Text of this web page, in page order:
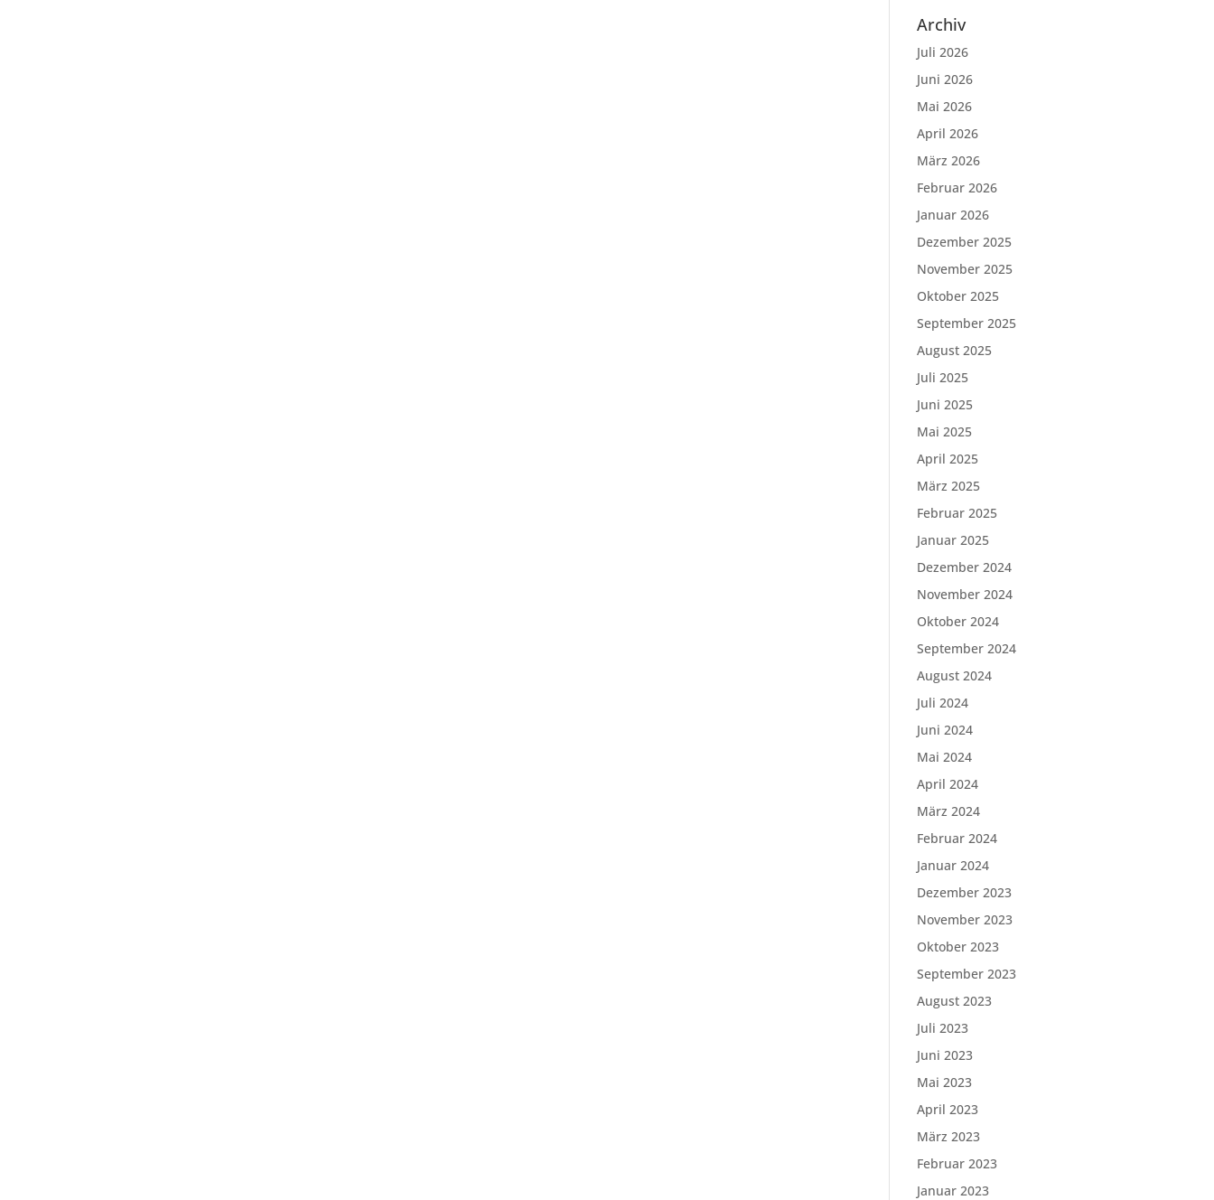
Archiv
Juli 2026
Juni 2026
Mai 2026
April 2026
März 2026
Februar 2026
Januar 2026
Dezember 2025
November 2025
Oktober 2025
September 2025
August 2025
Juli 2025
Juni 2025
Mai 2025
April 2025
März 2025
Februar 2025
Januar 2025
Dezember 2024
November 2024
Oktober 2024
September 2024
August 2024
Juli 2024
Juni 2024
Mai 2024
April 2024
März 2024
Februar 2024
Januar 2024
Dezember 2023
November 2023
Oktober 2023
September 2023
August 2023
Juli 2023
Juni 2023
Mai 2023
April 2023
März 2023
Februar 2023
Januar 2023